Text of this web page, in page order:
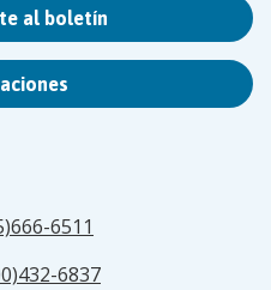
al boletín
6511
6837